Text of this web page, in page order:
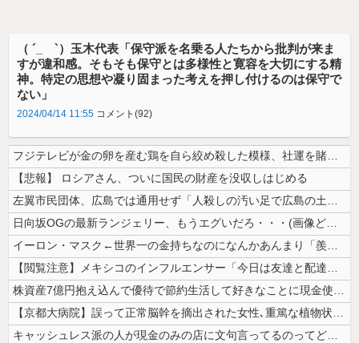
（ ´_ゝ`）玉木代表「保守派を名乗る人たちから批判が来ま
すが違和感。そもそも保守とは多様性と寛容を大切にする精
神。特定の思想や凝り固まった考えを押し付けるのは保守で
ない」
2024/04/14 11:55 コメント(92)
フジテレビが金の卵を産む鶏を自ら絞め殺した模様、社運を賭けたドル箱コン...
【悲報】 ロシアさん、ついに国民の財産を没収しはじめる
左翼市民団体、広島では通用せず「人殺しの汚い足で広島の土を踏むな！」→...
日向坂OGの最新ランジェリー、もうエグいだろ・・・(画像どーん)
イーロン・マスク←世界一の金持ちなのになんかあんまり「羨ましい」と感じ...
【閲覧注意】メキシコのインフルエンサー「今日は友達と配達員のアルバイト...
株資産7億円抱え込んで優待で節約生活して好きなことに現金使わないまま死...
【京都大病院】誤って正常脳幹を摘出された女性､重篤な植物状態だが意識は...
キャッシュレス派の人が現金のみの店に文句言ってるのってどう思う？